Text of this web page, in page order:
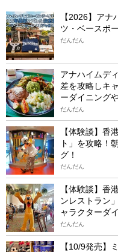
【2026】ア
ツ・ベースボ
だんだん
アナハイムデ
差を攻略しキ
ーダイニング
だんだん
【体験談】香
ト」を攻略！
グ！
だんだん
【体験談】香
ンレストラン
ャラクターダ
だんだん
【10/9発売】